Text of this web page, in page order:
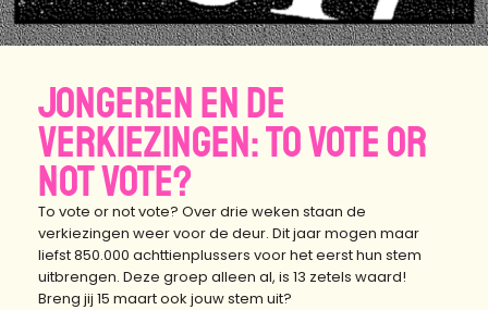
JONGEREN EN DE
VERKIEZINGEN: TO VOTE OR
NOT VOTE?
To vote or not vote? Over drie weken staan de
verkiezingen weer voor de deur. Dit jaar mogen maar
liefst 850.000 achttienplussers voor het eerst hun stem
uitbrengen. Deze groep alleen al, is 13 zetels waard!
Breng jij 15 maart ook jouw stem uit?